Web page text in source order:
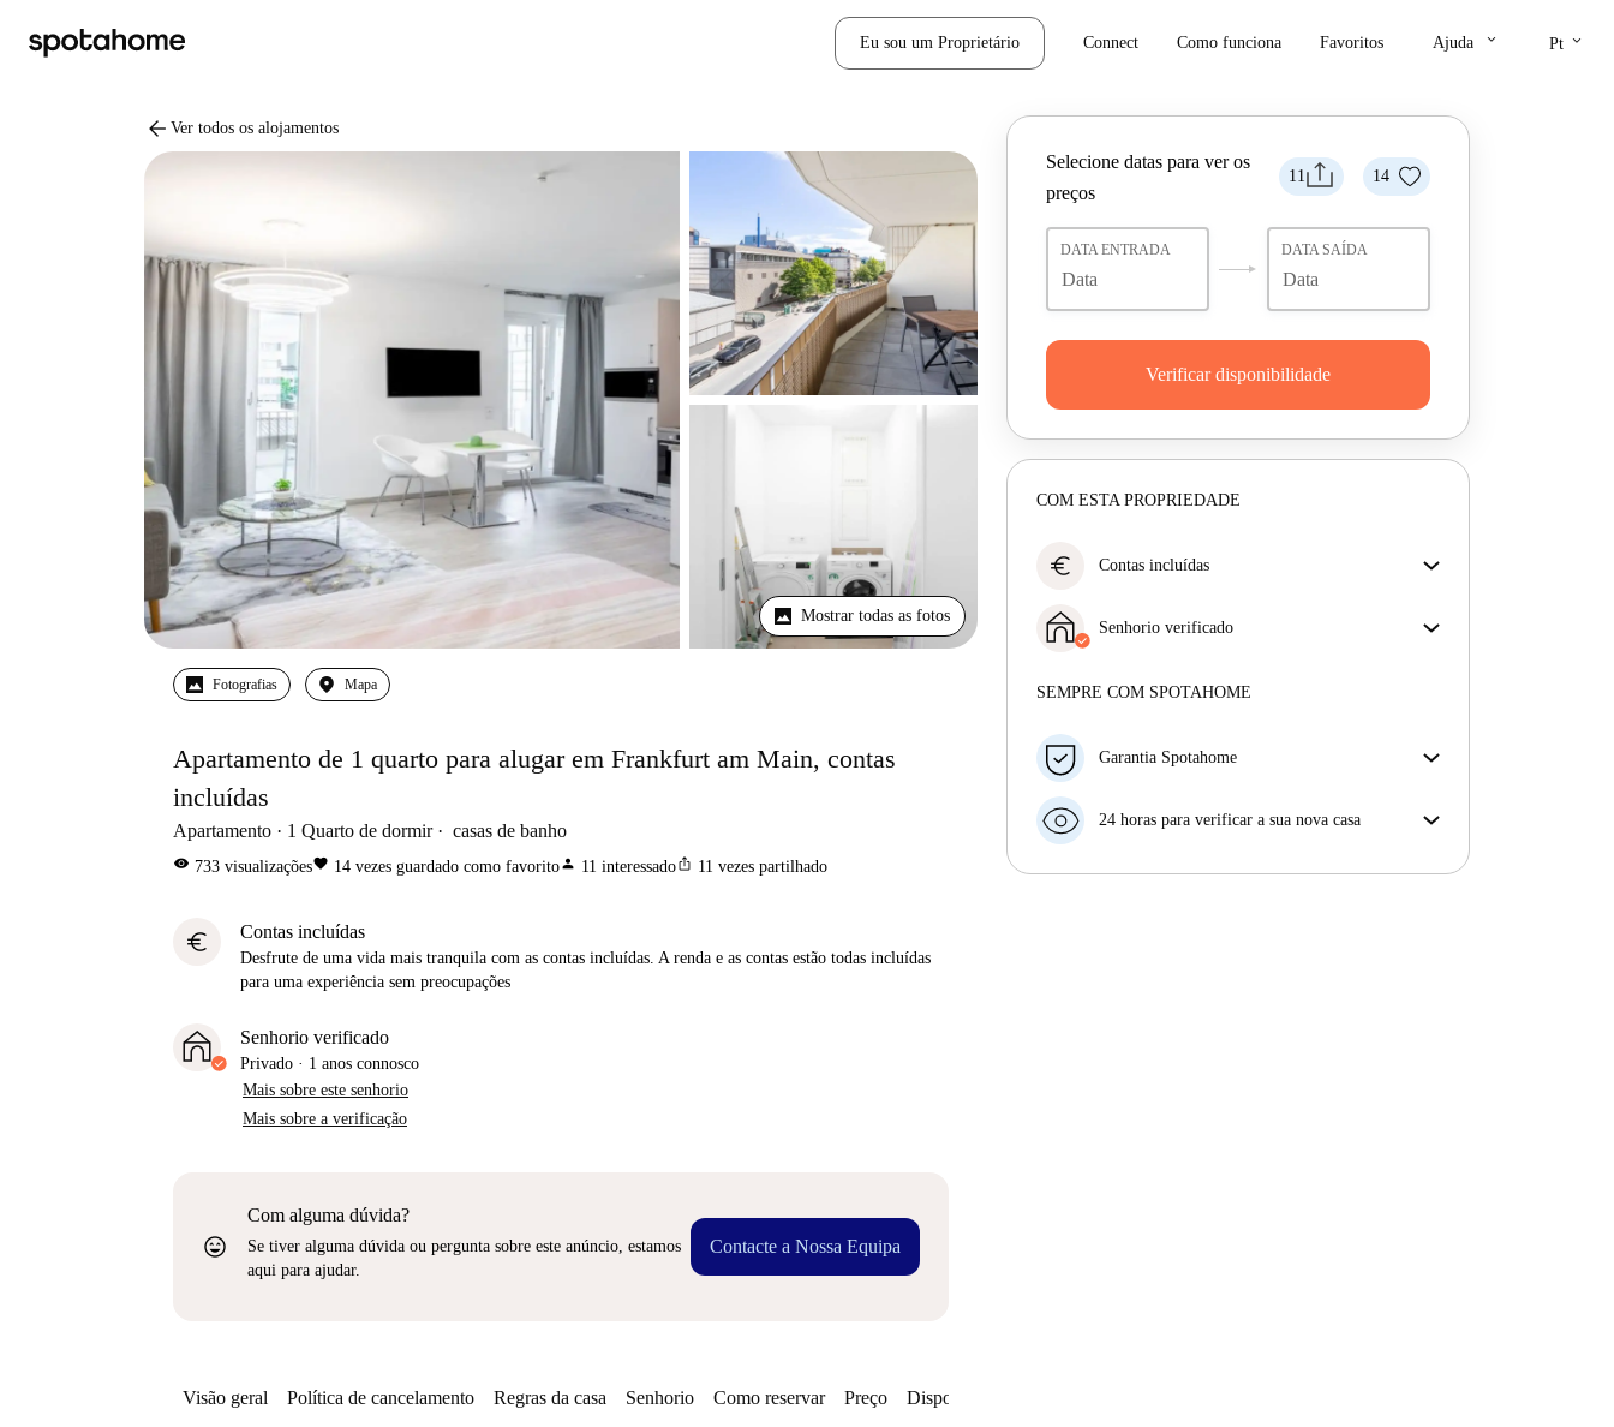
Eu sou um Proprietário Connect Como funciona Favoritos Ajuda keyboard_arrow_down Pt keyboard_arrow_down
arrow_back Ver todos os alojamentos
Mostrar todas as fotos
Fotografias Mapa
Apartamento de 1 quarto para alugar em Frankfurt am Main, contas
incluídas
Apartamento 1 Quarto de dormir casas de banho
visibility 733 visualizaçõesfavorite 14 vezes guardado como favoritoperson 11 interessadoios_share 11 vezes partilhado
euro Contas incluídas
Desfrute de uma vida mais tranquila com as contas incluídas. A renda e as contas estão todas incluídas
para uma experiência sem preocupações
Senhorio verificado
Privado · 1 anos connosco
Mais sobre este senhorio
Mais sobre a verificação
sentiment_very_satisfied
Com alguma dúvida?
Se tiver alguma dúvida ou pergunta sobre este anúncio, estamos
aqui para ajudar.
Contacte a Nossa Equipa
11 14
Selecione datas para ver os
preços
DATA ENTRADA DATA SAÍDA
Verificar disponibilidade
COM ESTA PROPRIEDADE
euro Contas incluídas
incluídas. A renda e as contas estão todas incluídas
para uma experiência sem preocupações
Senhorio verificado
Mais sobre este senhorio
SEMPRE COM SPOTAHOME
Garantia Spotahome
antecedência, nós iremos A) pagar um hotel e ajudá-
seu dinheiro na totalidade.
24 horas para verificar a sua nova casa
Visão geral Política de cancelamento Regras da casa Senhorio Como reservar Preço Disponibilidades